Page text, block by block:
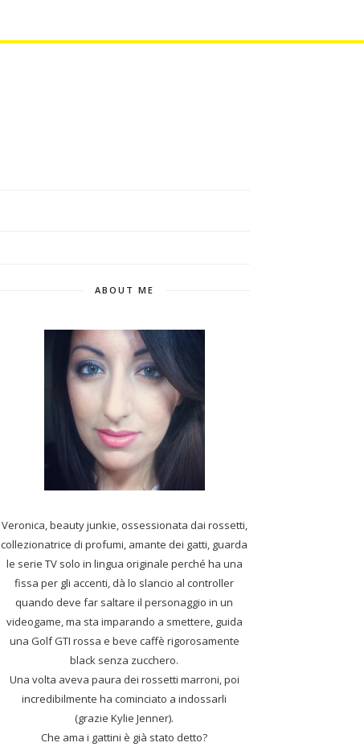
ABOUT ME
Veronica, beauty junkie, ossessionata dai rossetti,
collezionatrice di profumi, amante dei gatti, guarda
le serie TV solo in lingua originale perché ha una
fissa per gli accenti, dà lo slancio al controller
quando deve far saltare il personaggio in un
videogame, ma sta imparando a smettere, guida
una Golf GTI rossa e beve caffè rigorosamente
black senza zucchero.
Una volta aveva paura dei rossetti marroni, poi
incredibilmente ha cominciato a indossarli
(grazie Kylie Jenner).
Che ama i gattini è già stato detto?